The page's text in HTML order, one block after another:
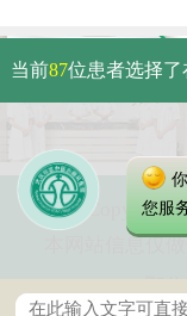
Copyright
本网站信息仅
当前87位患者选择了
您服